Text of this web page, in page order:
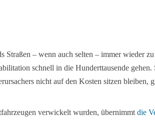
Straßen – wenn auch selten – immer wieder
schnell in die Hunderttausende
nicht auf den Kosten sitzen bleiben,
verwickelt wurden, übernimmt die